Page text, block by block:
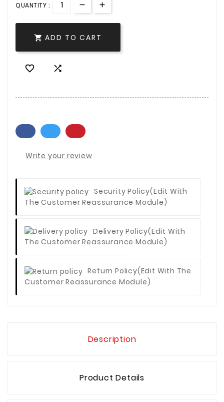
QUANTITY :
 ADD TO CART
 
Write your review
Security Policy(edit With
The Customer Reassurance Module)
Delivery Policy(edit With
The Customer Reassurance Module)
Return Policy(edit With The
Customer Reassurance Module)
Description
Product Details